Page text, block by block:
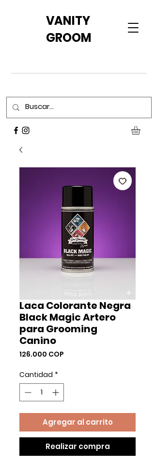
VANITY
GROOM
Laca Colorante Negra
Black Magic Artero
para Grooming
Canino
126.000 COP
Cantidad *
Agregar al carrito
Realizar compra